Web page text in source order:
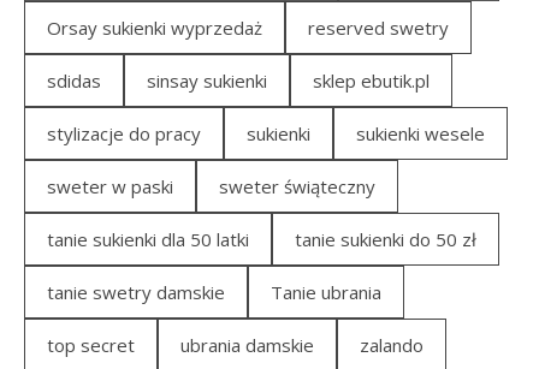
Orsay sukienki wyprzedaż reserved swetry
sdidas sinsay sukienki sklep ebutik.pl
stylizacje do pracy sukienki sukienki wesele
sweter w paski sweter świąteczny
tanie sukienki dla 50 latki tanie sukienki do 50 zł
tanie swetry damskie Tanie ubrania
top secret ubrania damskie zalando